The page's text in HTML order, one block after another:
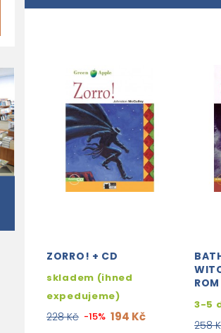
ZORRO! + CD
skladem (ihned
expedujeme)
228 Kč -15% 194 Kč
ROM
3-5
258